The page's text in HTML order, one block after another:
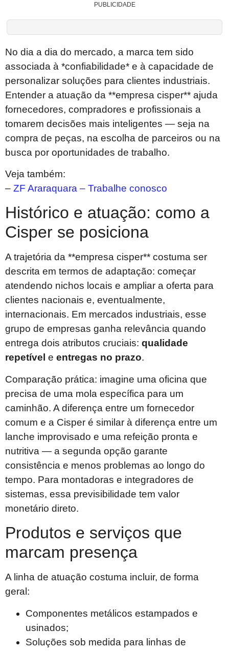
PUBLICIDADE
No dia a dia do mercado, a marca tem sido
associada à *confiabilidade* e à capacidade de
personalizar soluções para clientes industriais.
Entender a atuação da **empresa cisper** ajuda
fornecedores, compradores e profissionais a
tomarem decisões mais inteligentes — seja na
compra de peças, na escolha de parceiros ou na
busca por oportunidades de trabalho.
Veja também:
– ZF Araraquara – Trabalhe conosco
Histórico e atuação: como a
Cisper se posiciona
A trajetória da **empresa cisper** costuma ser
descrita em termos de adaptação: começar
atendendo nichos locais e ampliar a oferta para
clientes nacionais e, eventualmente,
internacionais. Em mercados industriais, esse
grupo de empresas ganha relevância quando
entrega dois atributos cruciais: qualidade
repetível e entregas no prazo.
Comparação prática: imagine uma oficina que
precisa de uma mola específica para um
caminhão. A diferença entre um fornecedor
comum e a Cisper é similar à diferença entre um
lanche improvisado e uma refeição pronta e
nutritiva — a segunda opção garante
consistência e menos problemas ao longo do
tempo. Para montadoras e integradores de
sistemas, essa previsibilidade tem valor
monetário direto.
Produtos e serviços que
marcam presença
A linha de atuação costuma incluir, de forma
geral:
Componentes metálicos estampados e
usinados;
Soluções sob medida para linhas de